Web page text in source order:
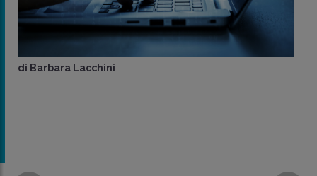
di Barbara Lacchini